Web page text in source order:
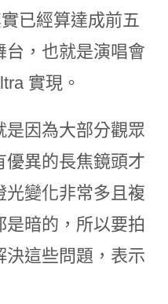
已經算達成前五
台，也就是演唱會
實現。
是因為大部分觀眾
優異的長焦鏡頭才
光變化非常多且複
暗的，所以要拍
決這些問題，表示